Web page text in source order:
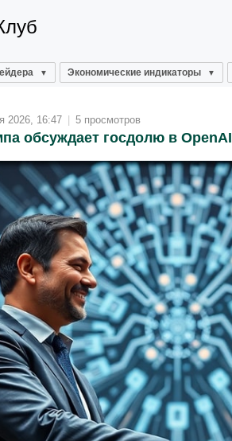
Экономические индикаторы
2026, 16:47 | 5 просмотров
обсуждает госдолю в OpenAI